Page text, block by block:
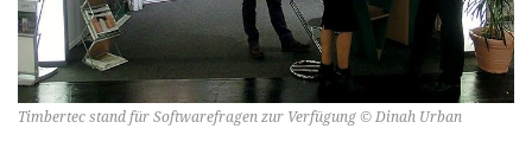
Timbertec stand für Softwarefragen zur Verfügung © Dinah Urban